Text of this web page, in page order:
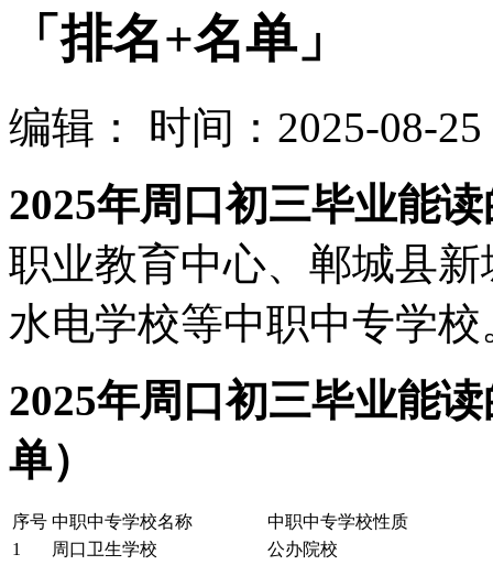
「排名+名单」
编辑：
时间：2025-08-25
2025年周口初三毕业能
职业教育中心、郸城县
水电学校等中职中专学校
2025年周口初三毕业能
单）
序号 中职中专学校名称
中职中专学校性质
1
周口卫生学校
公办院校